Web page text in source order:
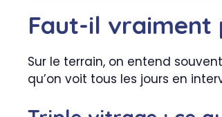
Faut-il vraiment
Sur le terrain, on entend
qu’on voit tous les jours en